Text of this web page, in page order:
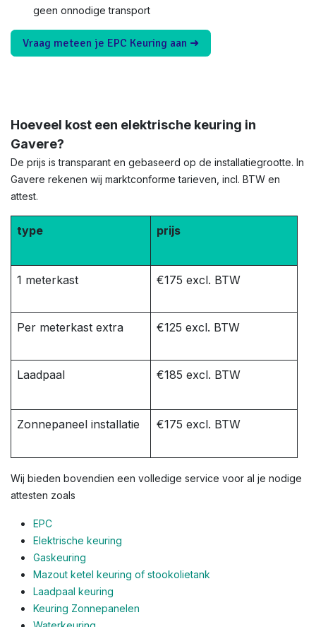
geen onnodige transport
Vraag meteen je EPC Keuring aan ➜
Hoeveel kost een elektrische keuring in
Gavere?
De prijs is transparant en gebaseerd op de installatiegrootte. In
Gavere rekenen wij marktconforme tarieven, incl. BTW en
attest.
type prijs
1 meterkast €175 excl. BTW
Per meterkast extra €125 excl. BTW
Laadpaal €185 excl. BTW
Zonnepaneel installatie €175 excl. BTW
Wij bieden bovendien een volledige service voor al je nodige
attesten zoals
EPC
Elektrische keuring
Gaskeuring
Mazout ketel keuring of stookolietank
Laadpaal keuring
Keuring Zonnepanelen